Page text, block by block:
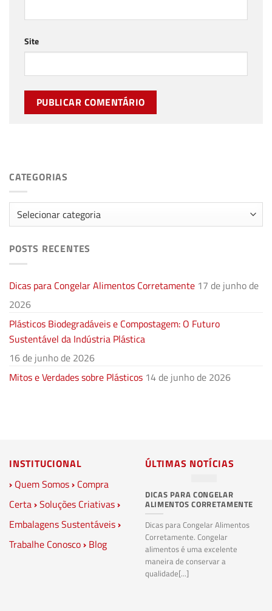
Site
CATEGORIAS
Categorias
POSTS RECENTES
Dicas para Congelar Alimentos Corretamente 17 de junho de
2026
Plásticos Biodegradáveis e Compostagem: O Futuro
Sustentável da Indústria Plástica
16 de junho de 2026
Mitos e Verdades sobre Plásticos 14 de junho de 2026
INSTITUCIONAL
› Quem Somos› Compra
Certa›Soluções Criativas›
Embalagens Sustentáveis›
Trabalhe Conosco› Blog
ÚLTIMAS NOTÍCIAS
DICAS PARA CONGELAR
ALIMENTOS CORRETAMENTE
Dicas para Congelar Alimentos
Corretamente. Congelar
alimentos é uma excelente
maneira de conservar a
qualidade[...]